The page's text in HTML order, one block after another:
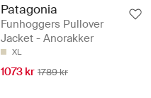
Patagonia
Funhoggers Pullover
Jacket - Anorakker
XL
1073 kr 1789 kr